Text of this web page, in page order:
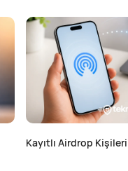
Kayıtlı Airdrop